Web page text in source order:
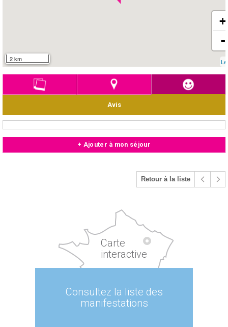
2 km
+
-
Avis
+ Ajouter à mon séjour
Retour à la liste
Carte
interactive
Consultez la liste des
manifestations